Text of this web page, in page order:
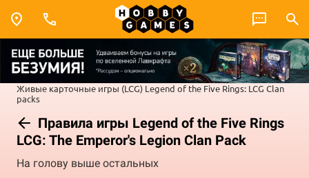
Живые карточные игры (LCG) Legend of the Five Rings: LCG Clan
packs
Правила игры Legend of the Five Rings
LCG: The Emperor's Legion Clan Pack
На голову выше остальных